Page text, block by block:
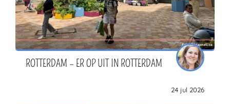
ROTTERDAM – ER OP UIT IN ROTTERDAM
24 jul 2026